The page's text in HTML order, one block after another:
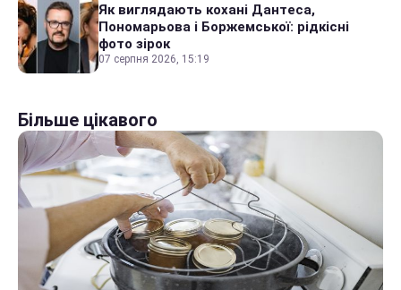
Як виглядають кохані Дантеса,
Пономарьова і Боржемської: рідкісні
фото зірок
07 серпня 2026, 15:19
Більше цікавого